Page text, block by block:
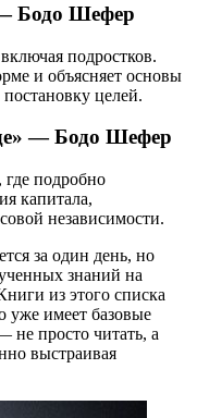
Бодо Шефер
подростков.
и объясняет основы
целей.
— Бодо Шефер
где подробно
капитала,
независимости.
за один день, но
знаний на
из этого списка
уже имеет базовые
не просто читать, а
выстраивая